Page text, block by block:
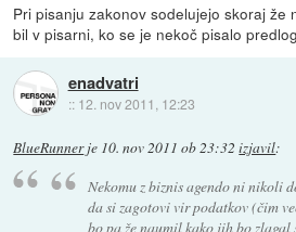
Pri pisanju zakonov sodelujejo skoraj že
bil v pisarni, ko se je nekoč pisalo
enadvatri
:: 12. nov 2011, 12:23
BlueRunnerje 10. nov 2011 ob 23:32 izjavil:
Nekomu z biznis agendo ni nikoli
da si zagotovi vir podatkov (čim
bo pa že naumil kako jih bo zlagal